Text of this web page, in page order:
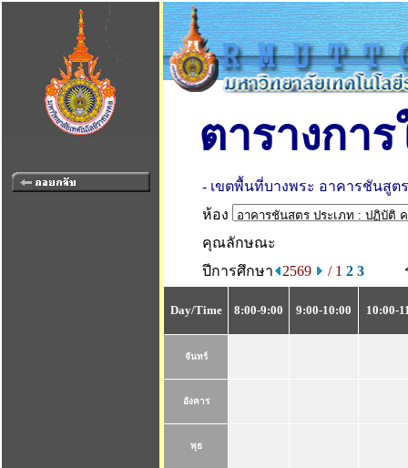
ตารางกา
- เขตพื้นที่บางพระ อาคารชันสูตร
ห้อง
คุณลักษณะ
ปีการศึกษา
2569 / 1 2 3
Day/Time 8:00-9:00 9:00-10:00 10:00-
จันทร์
อังคาร
พุธ